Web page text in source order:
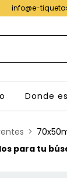
info@e-
Donde
>
para tu